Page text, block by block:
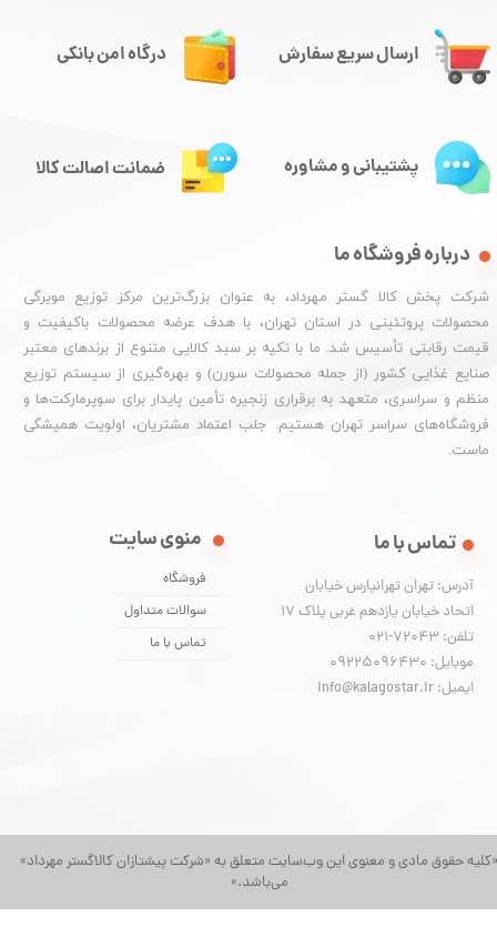
حقوق مادی و معنوی این وب‌سایت متعلق به «شرکت پیشتازان کالاگستر مهرداد»
می‌باشد.»
ارسال سریع سفارش
درباره فروشگاه ما
شرکت پخش کالا گستر مهرداد، به عنوان بزرگ‌ترین مرکز توزیع مویرگی
محصولات پروتئینی در استان تهران، با هدف عرضه محصولات باکیفیت و
قیمت رقابتی تأسیس شد. ما با تکیه بر سبد کالایی متنوع از برندهای معتبر
صنایع غذایی کشور (از جمله محصولات سورن) و بهره‌گیری از سیستم توزیع
منظم و سراسری، متعهد به برقراری زنجیره تأمین پایدار برای سوپرمارکت‌ها و
فروشگاه‌های سراسر تهران هستیم. جلب اعتماد مشتریان، اولویت همیشگی
ماست.
منوی سایت
فروشگاه
سوالات متداول
تماس با ما
تماس با ما
آدرس: تهران تهرانپارس خیابان
اتحاد خیابان یازدهم غربی پلاک ۱۷
تلفن: 72043-021
موبایل: 09225096430
ایمیل: info@kalagostar.ir
درگاه امن بانکی
پشتیبانی و مشاوره ضمانت اصالت کالا